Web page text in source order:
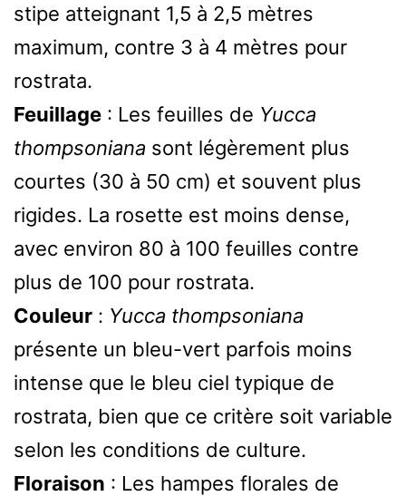
stipe atteignant 1,5 à 2,5 mètres
maximum, contre 3 à 4 mètres pour
rostrata.
Feuillage : Les feuilles de Yucca
thompsoniana sont légèrement plus
courtes (30 à 50 cm) et souvent plus
rigides. La rosette est moins dense,
avec environ 80 à 100 feuilles contre
plus de 100 pour rostrata.
Couleur : Yucca thompsoniana
présente un bleu-vert parfois moins
intense que le bleu ciel typique de
rostrata, bien que ce critère soit variable
selon les conditions de culture.
Floraison : Les hampes florales de